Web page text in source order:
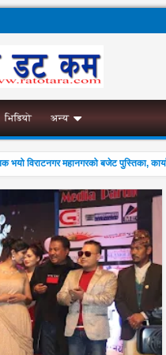
भिडियो अन्य
विराटनगर महानगरको बजेट पुस्तिका,